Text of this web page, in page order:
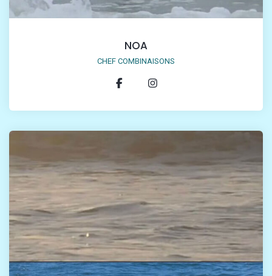
NOA
CHEF COMBINAISONS